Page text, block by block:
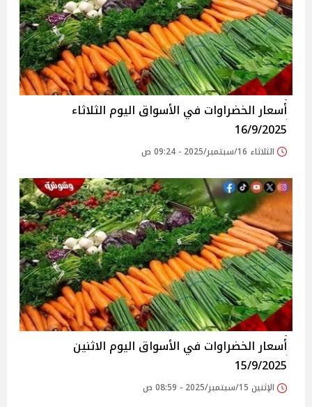
أسعار الخضراوات في الأسواق‎‎ اليوم الثلاثاء
16/9/2025
الثلاثاء 16/سبتمبر/2025 - 09:24 ص
أسعار الخضراوات في الأسواق‎‎ اليوم الاثنين
15/9/2025
الإثنين 15/سبتمبر/2025 - 08:59 ص